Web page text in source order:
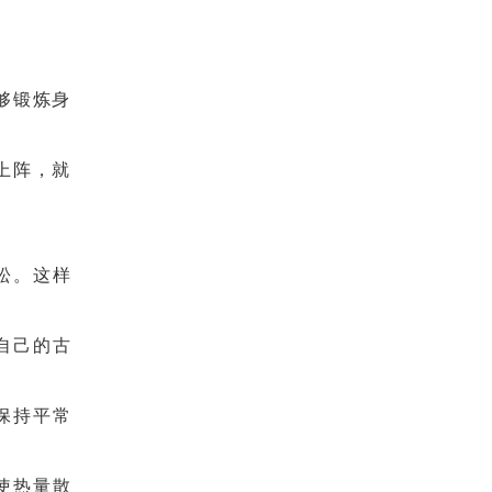
锻炼身
阵，就
。这样
己的古
持平常
热量散